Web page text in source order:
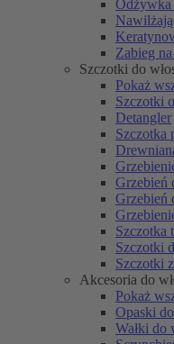
Odżywka
Zabieg
Szczotki do
Pokaż
Szczotki
Detangler
Szczotka
Grzebień
Grzebień
Szczotka
Szczotki
Szczotki
Akcesoria do
Pokaż
Opaski
Wałki do